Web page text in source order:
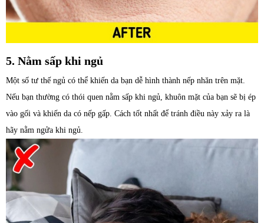
5. Nằm sấp khi ngủ
Một số tư thế ngủ có thể khiến da bạn dễ hình thành nếp nhăn trên mặt.
Nếu bạn thường có thói quen nằm sấp khi ngủ, khuôn mặt của bạn sẽ bị ép
vào gối và khiến da có nếp gấp. Cách tốt nhất để tránh điều này xảy ra là
hãy nằm ngửa khi ngủ.